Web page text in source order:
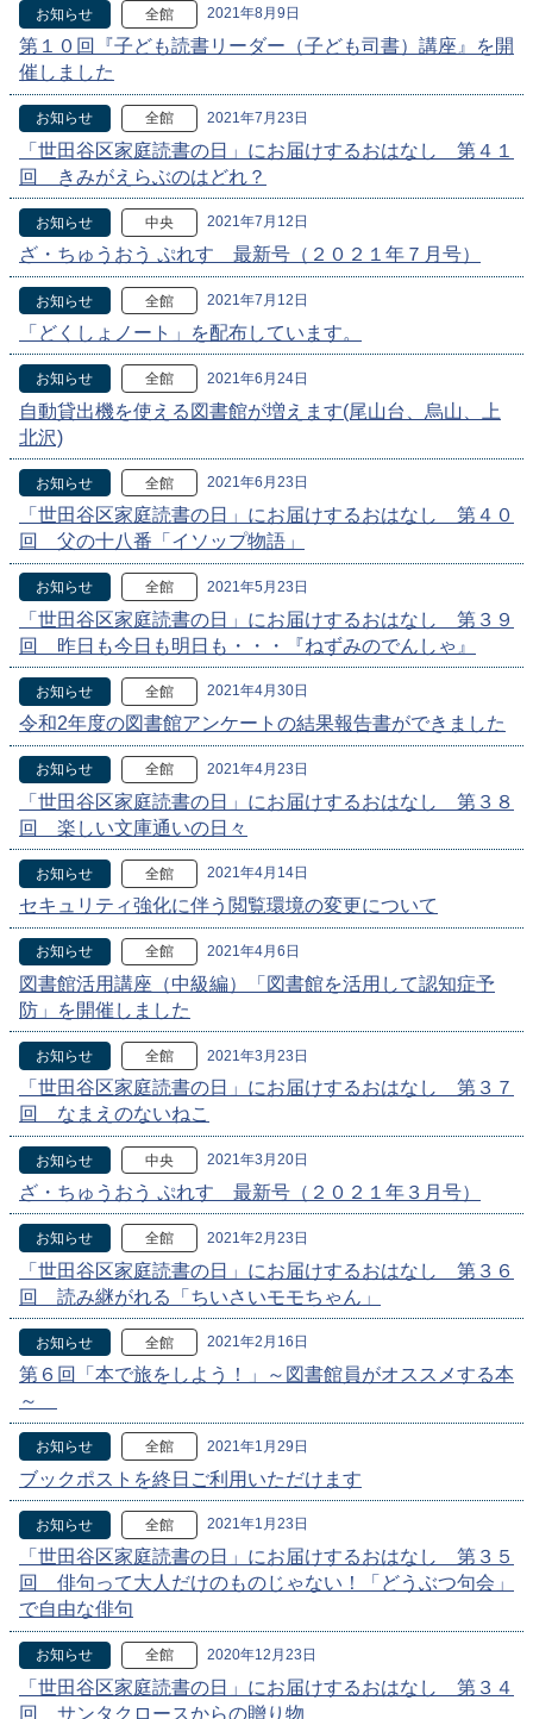
お知らせ 全館 2021年8月9日
第１０回『子ども読書リーダー（子ども司書）講座』を開
催しました
お知らせ 全館 2021年7月23日
「世田谷区家庭読書の日」にお届けするおはなし 第４１
回 きみがえらぶのはどれ？
お知らせ 中央 2021年7月12日
ざ・ちゅうおう ぷれす 最新号（２０２１年７月号）
お知らせ 全館 2021年7月12日
「どくしょノート」を配布しています。
お知らせ 全館 2021年6月24日
自動貸出機を使える図書館が増えます(尾山台、烏山、上
北沢)
お知らせ 全館 2021年6月23日
「世田谷区家庭読書の日」にお届けするおはなし 第４０
回 父の十八番「イソップ物語」
お知らせ 全館 2021年5月23日
「世田谷区家庭読書の日」にお届けするおはなし 第３９
回 昨日も今日も明日も・・・『ねずみのでんしゃ』
お知らせ 全館 2021年4月30日
令和2年度の図書館アンケートの結果報告書ができました
お知らせ 全館 2021年4月23日
「世田谷区家庭読書の日」にお届けするおはなし 第３８
回 楽しい文庫通いの日々
お知らせ 全館 2021年4月14日
セキュリティ強化に伴う閲覧環境の変更について
お知らせ 全館 2021年4月6日
図書館活用講座（中級編）「図書館を活用して認知症予
防」を開催しました
お知らせ 全館 2021年3月23日
「世田谷区家庭読書の日」にお届けするおはなし 第３７
回 なまえのないねこ
お知らせ 中央 2021年3月20日
ざ・ちゅうおう ぷれす 最新号（２０２１年３月号）
お知らせ 全館 2021年2月23日
「世田谷区家庭読書の日」にお届けするおはなし 第３６
回 読み継がれる「ちいさいモモちゃん」
お知らせ 全館 2021年2月16日
第６回「本で旅をしよう！」～図書館員がオススメする本
～
お知らせ 全館 2021年1月29日
ブックポストを終日ご利用いただけます
お知らせ 全館 2021年1月23日
「世田谷区家庭読書の日」にお届けするおはなし 第３５
回 俳句って大人だけのものじゃない！「どうぶつ句会」
で自由な俳句
お知らせ 全館 2020年12月23日
「世田谷区家庭読書の日」にお届けするおはなし 第３４
回 サンタクロースからの贈り物